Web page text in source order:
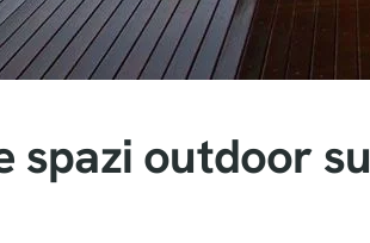
spazi outdoor su